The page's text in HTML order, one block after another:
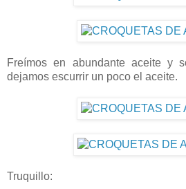
Freímos en abundante aceite y
dejamos escurrir un poco el aceite.
Truquillo: